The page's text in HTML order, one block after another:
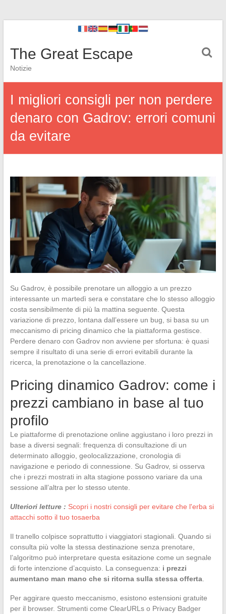
The Great Escape
Notizie
I migliori consigli per non perdere
denaro con Gadrov: errori comuni
da evitare
Su Gadrov, è possibile prenotare un alloggio a un prezzo
interessante un martedì sera e constatare che lo stesso alloggio
costa sensibilmente di più la mattina seguente. Questa
variazione di prezzo, lontana dall’essere un bug, si basa su un
meccanismo di pricing dinamico che la piattaforma gestisce.
Perdere denaro con Gadrov non avviene per sfortuna: è quasi
sempre il risultato di una serie di errori evitabili durante la
ricerca, la prenotazione o la cancellazione.
Pricing dinamico Gadrov: come i
prezzi cambiano in base al tuo
profilo
Le piattaforme di prenotazione online aggiustano i loro prezzi in
base a diversi segnali: frequenza di consultazione di un
determinato alloggio, geolocalizzazione, cronologia di
navigazione e periodo di connessione. Su Gadrov, si osserva
che i prezzi mostrati in alta stagione possono variare da una
sessione all’altra per lo stesso utente.
Ulteriori letture : Scopri i nostri consigli per evitare che l'erba si
attacchi sotto il tuo tosaerba
Il tranello colpisce soprattutto i viaggiatori stagionali. Quando si
consulta più volte la stessa destinazione senza prenotare,
l’algoritmo può interpretare questa esitazione come un segnale
di forte intenzione d’acquisto. La conseguenza: i prezzi
aumentano man mano che si ritorna sulla stessa offerta.
Per aggirare questo meccanismo, esistono estensioni gratuite
per il browser. Strumenti come ClearURLs o Privacy Badger